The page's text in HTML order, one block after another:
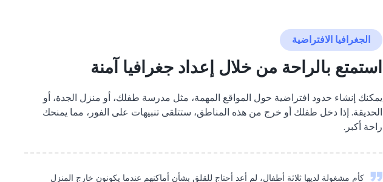
الجغرافيا الافتراضية
استمتع بالراحة من خلال إعداد جغرافيا آمنة
يمكنك إنشاء حدود افتراضية حول المواقع المهمة، مثل مدرسة طفلك، أو منزل الجدة، أو
الحديقة. إذا دخل طفلك أو خرج من هذه المناطق، ستتلقى تنبيهات على الفور، مما يمنحك
راحة أكبر.
كأم مشغولة لديها ثلاثة أطفال، لم أعد أحتاج للقلق بشأن أماكنهم عندما يكونون خارج المنزل